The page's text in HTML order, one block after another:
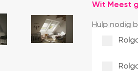
Wit Meest
Hulp nodig